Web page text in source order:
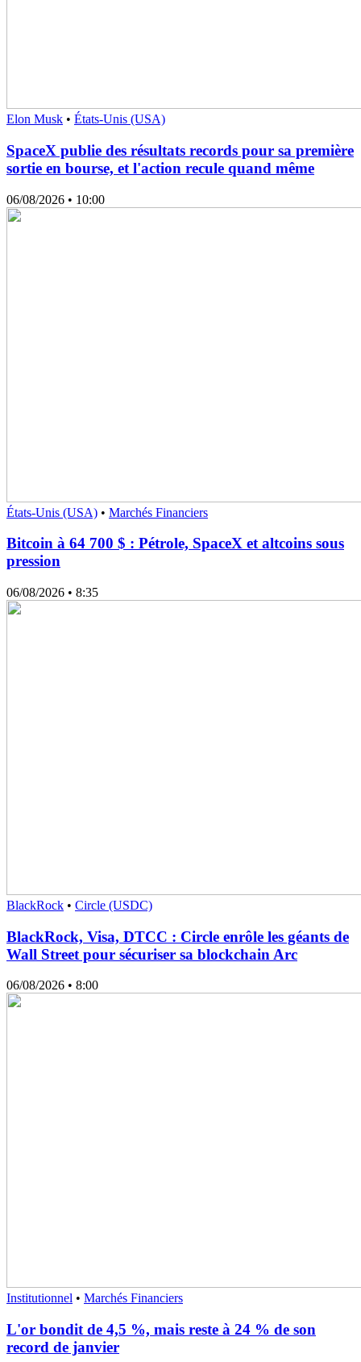
Elon Musk • États-Unis (USA)
SpaceX publie des résultats records pour sa première
sortie en bourse, et l'action recule quand même
06/08/2026 • 10:00
États-Unis (USA) • Marchés Financiers
Bitcoin à 64 700 $ : Pétrole, SpaceX et altcoins sous
pression
06/08/2026 • 8:35
BlackRock • Circle (USDC)
BlackRock, Visa, DTCC : Circle enrôle les géants de
Wall Street pour sécuriser sa blockchain Arc
06/08/2026 • 8:00
Institutionnel • Marchés Financiers
L'or bondit de 4,5 %, mais reste à 24 % de son
record de janvier